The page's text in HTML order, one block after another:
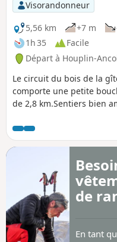
Visorandonneur
5,56 km
+7 m
1h 35
Facile
Départ à Houplin-
Le circuit du bois de la
comporte une petite
de 2,8 km.Sentiers bien
de
En tant